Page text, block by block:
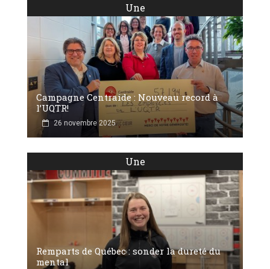
Une
Campagne Centraide : Nouveau record à
l’UQTR!
26 novembre 2025
Une
Remparts de Québec : sonder la dureté du
mental